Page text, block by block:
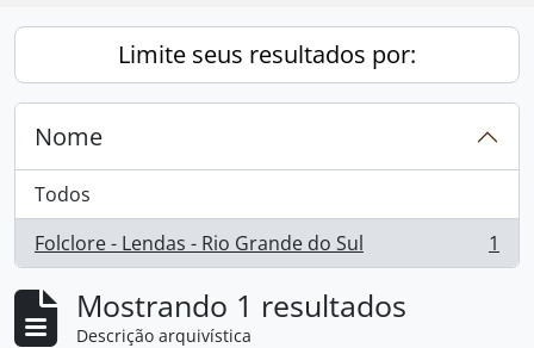
Limite seus resultados por:
Nome
Todos
Folclore - Lendas - Rio Grande do Sul
, 1 resultados 1
Mostrando 1 resultados
Descrição arquivística